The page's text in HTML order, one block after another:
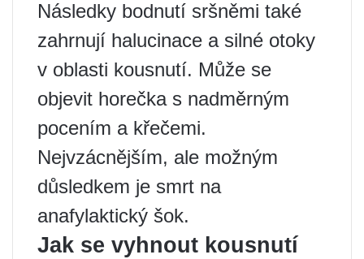
Následky bodnutí sršněmi také
zahrnují halucinace a silné otoky
v oblasti kousnutí. Může se
objevit horečka s nadměrným
pocením a křečemi.
Nejvzácnějším, ale možným
důsledkem je smrt na
anafylaktický šok.
Jak se vyhnout kousnutí